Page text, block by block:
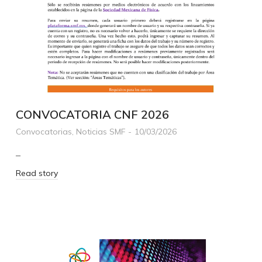
CONVOCATORIA CNF 2026
Convocatorias, Noticias SMF 10/03/2026
–
Read story